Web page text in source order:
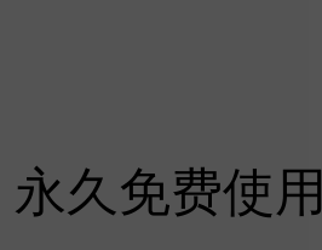
永久免费使用